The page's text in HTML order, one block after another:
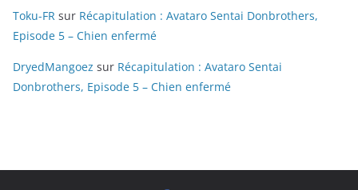
Toku-FR sur Récapitulation : Avataro Sentai Donbrothers,
Episode 5 – Chien enfermé
DryedMangoez sur Récapitulation : Avataro Sentai
Donbrothers, Episode 5 – Chien enfermé